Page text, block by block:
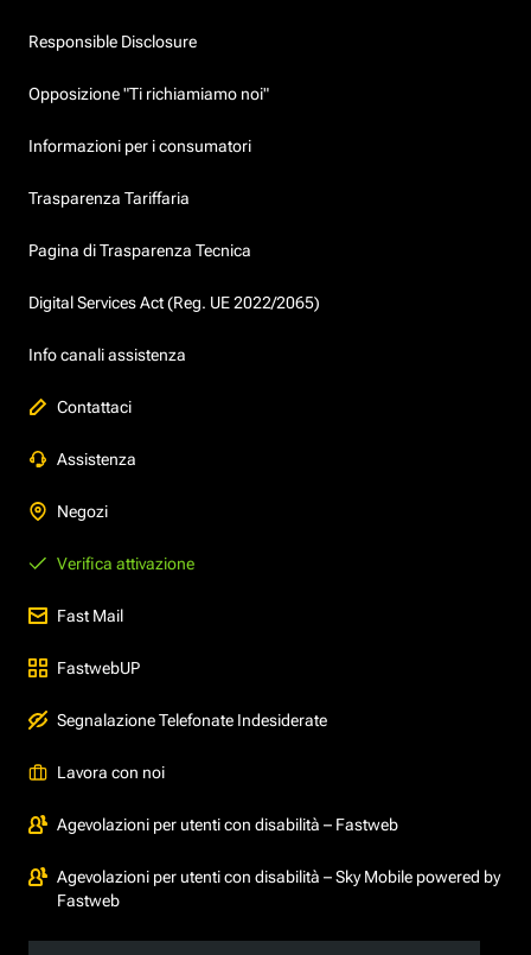
Responsible Disclosure
Opposizione "Ti richiamiamo noi"
Informazioni per i consumatori
Trasparenza Tariffaria
Pagina di Trasparenza Tecnica
Digital Services Act (Reg. UE 2022/2065)
Info canali assistenza
Contattaci
Assistenza
Negozi
Verifica attivazione
Fast Mail
FastwebUP
Segnalazione Telefonate Indesiderate
Lavora con noi
Agevolazioni per utenti con disabilità – Fastweb
Agevolazioni per utenti con disabilità – Sky Mobile powered by
Fastweb